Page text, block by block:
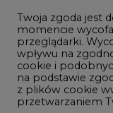
Atom
Fotowoltaika
Offshore wind
Twoja zgoda jest
momencie
przeglądarki.
wpływu na
cookie i
na podstawie
z plików cookie
przetwarzaniem